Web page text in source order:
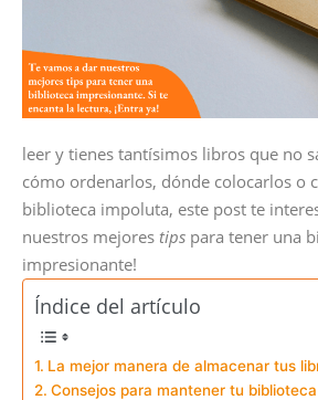
leer y tienes tantísimos libros que no
cómo ordenarlos, dónde colocarlos o
biblioteca impoluta, este post te
nuestros mejores tips para tener una
impresionante!
Índice del artículo
La mejor manera de almacenar tus
Consejos para mantener tu